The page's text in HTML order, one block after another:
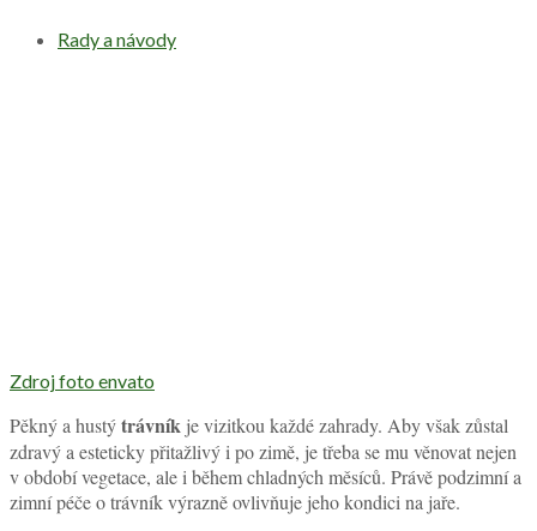
Rady a návody
Zdroj foto envato
Pěkný a hustýtrávník je vizitkou každé zahrady. Aby však zůstal
zdravý a esteticky přitažlivý i po zimě, je třeba se mu věnovat nejen
v období vegetace, ale i během chladných měsíců. Právě podzimní a
zimní péče o trávník výrazně ovlivňuje jeho kondici na jaře.